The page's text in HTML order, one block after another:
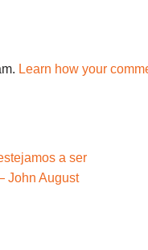
Learn how your
a ser
John August